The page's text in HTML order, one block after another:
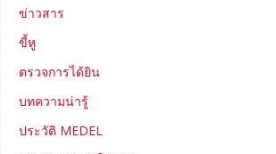
ข่าวสาร
ขี้หู
ตรวจการได้ยิน
บทความน่ารู้
ประวัติ MEDEL